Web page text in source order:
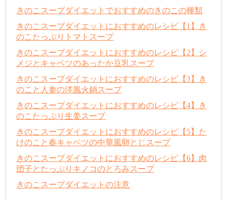
きのこスープダイエットでおすすめのきのこの種類
きのこスープダイエットにおすすめのレシピ【1】き
のこたっぷりトマトスープ
きのこスープダイエットにおすすめのレシピ【2】シ
メジとキャベツのあったか豆乳スープ
きのこスープダイエットにおすすめのレシピ【3】き
のこと人参の洋風火鍋スープ
きのこスープダイエットにおすすめのレシピ【4】き
のこたっぷり生姜スープ
きのこスープダイエットにおすすめのレシピ【5】た
けのこと春キャベツの中華風卵とじスープ
きのこスープダイエットにおすすめのレシピ【6】肉
団子とたっぷりキノコのとろみスープ
きのこスープダイエットの注意